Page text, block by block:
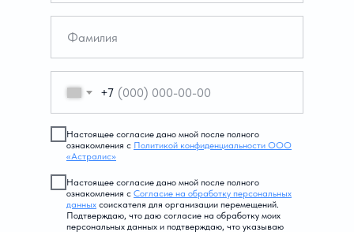
+7
Настоящее согласие дано мной после полного
ознакомления с Политикой конфиденциальности ООО
«Астралис»
Настоящее согласие дано мной после полного
ознакомления с Согласие на обработку персональных
данных соискателя для организации перемещений.
Подтверждаю, что даю согласие на обработку моих
персональных данных и подтверждаю, что указываю